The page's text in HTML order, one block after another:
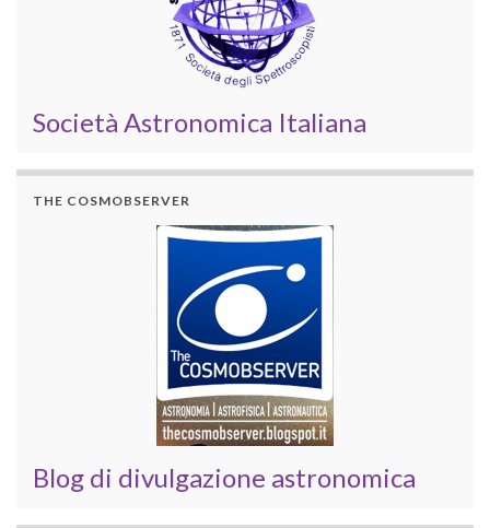
Società Astronomica Italiana
THE COSMOBSERVER
Blog di divulgazione astronomica